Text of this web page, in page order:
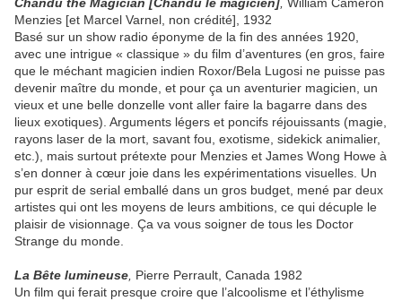
Menzies [et Marcel Varnel, non crédité], 1932
Basé sur un show radio éponyme de la fin des années 1920,
avec une intrigue « classique » du film d’aventures (en gros, faire
que le méchant magicien indien Roxor/Bela Lugosi ne puisse pas
devenir maître du monde, et pour ça un aventurier magicien, un
vieux et une belle donzelle vont aller faire la bagarre dans des
lieux exotiques). Arguments légers et poncifs réjouissants (magie,
rayons laser de la mort, savant fou, exotisme, sidekick animalier,
etc.), mais surtout prétexte pour Menzies et James Wong Howe à
s’en donner à cœur joie dans les expérimentations visuelles. Un
pur esprit de serial emballé dans un gros budget, mené par deux
artistes qui ont les moyens de leurs ambitions, ce qui décuple le
plaisir de visionnage. Ça va vous soigner de tous les Doctor
Strange du monde.
La Bête lumineuse Pierre Perrault, Canada 1982
Un film qui ferait presque croire que l’alcoolisme et l’éthylisme